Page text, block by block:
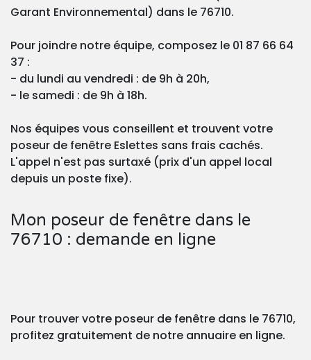
Garant Environnemental) dans le 76710.
Pour joindre notre équipe, composez le 01 87 66 64
37 :
- du lundi au vendredi : de 9h à 20h,
- le samedi : de 9h à 18h.
Nos équipes vous conseillent et trouvent votre
poseur de fenêtre Eslettes sans frais cachés.
L'appel n'est pas surtaxé (prix d'un appel local
depuis un poste fixe).
Mon poseur de fenêtre dans le
76710 : demande en ligne
Pour trouver votre poseur de fenêtre dans le 76710,
profitez gratuitement de notre annuaire en ligne.